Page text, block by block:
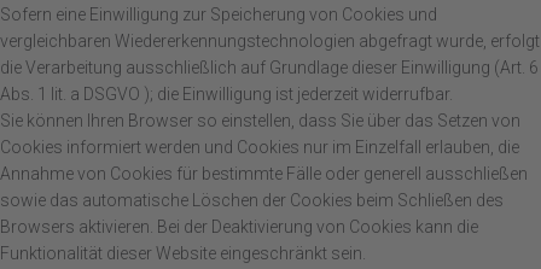
Sofern eine Einwilligung zur Speicherung von Cookies und
vergleichbaren Wiedererkennungstechnologien abgefragt wurde, erfolgt
die Verarbeitung ausschließlich auf Grundlage dieser Einwilligung (Art. 6
Abs. 1 lit. a DSGVO ); die Einwilligung ist jederzeit widerrufbar.
Sie können Ihren Browser so einstellen, dass Sie über das Setzen von
Cookies informiert werden und Cookies nur im Einzelfall erlauben, die
Annahme von Cookies für bestimmte Fälle oder generell ausschließen
sowie das automatische Löschen der Cookies beim Schließen des
Browsers aktivieren. Bei der Deaktivierung von Cookies kann die
Funktionalität dieser Website eingeschränkt sein.